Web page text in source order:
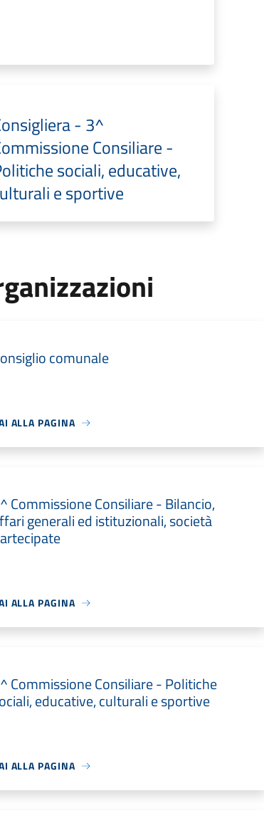
- 3^
Consiliare -
sociali, educative,
e sportive
comunale
ALLA PAGINA
Commissione Consiliare - Bilancio,
generali ed istituzionali, società
ALLA PAGINA
Commissione Consiliare - Politiche
educative, culturali e sportive
ALLA PAGINA